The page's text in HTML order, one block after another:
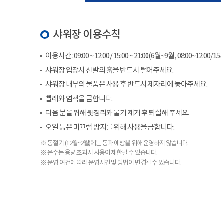
샤워장 이용수칙
이용시간 : 09:00 ~ 12:00 / 15:00 ~ 21:00(6월~9월, 08:00~12:00/
샤워장 입장시 신발의 흙을 반드시 털어주세요.
샤워장 내부의 물품은 사용 후 반드시 제자리에 놓아주세요.
빨래와 염색을 금합니다.
다음 분을 위해 뒷정리와 물기 제거 후 퇴실해 주세요.
오일 등은 미끄럼 방지를 위해 사용을 금합니다.
※ 동절기 (12월~2월)에는 동파 예방을 위해 운영하지 않습니다.
※ 온수는 용량 초과시 사용이 제한될 수 있습니다.
※ 운영 여건에 따라 운영시간 및 방법이 변경될 수 있습니다.